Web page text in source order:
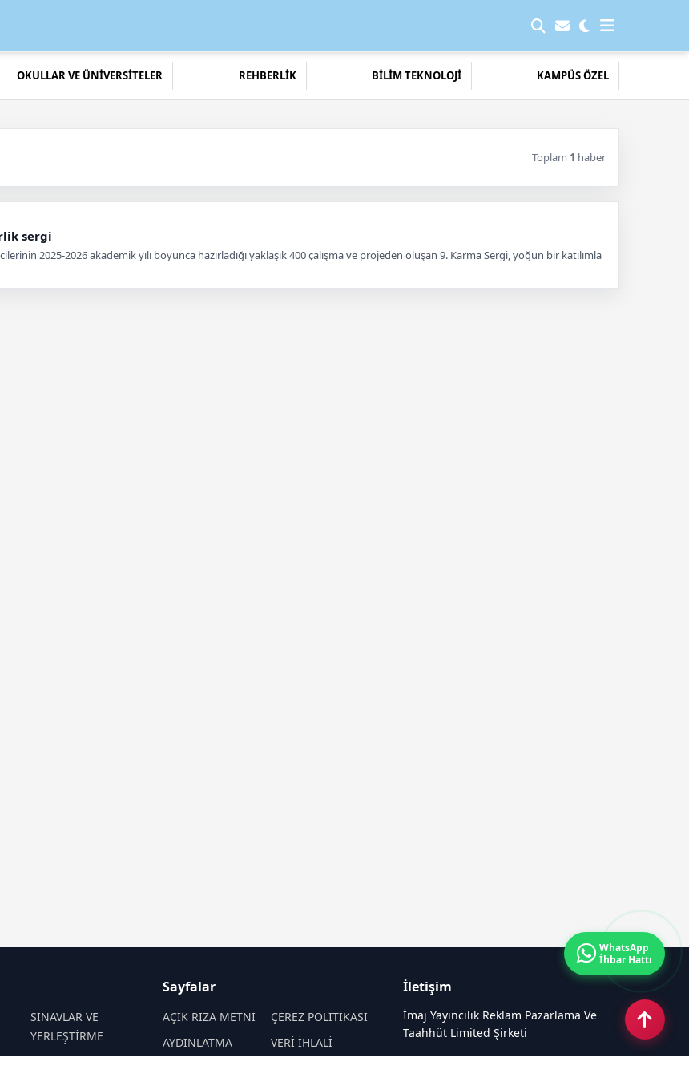
OKULLAR VE ÜNİVERSİTELER REHBERLİK BİLİM TEKNOLOJİ KAMPÜS ÖZEL
Toplam 1 haber
sergi
2025-2026 akademik yılı boyunca hazırladığı yaklaşık 400 çalışma ve projeden oluşan 9. Karma Sergi, yoğun bir katılımla
SINAVLAR VE
YERLEŞTİRME
Sayfalar
AÇIK RIZA METNİ
ÇEREZ POLİTİKASI
AYDINLATMA
VERİ İHLALİ
İletişim
İmaj Yayıncılık Reklam Pazarlama Ve
Taahhüt Limited Şirketi
WhatsApp
İhbar Hattı